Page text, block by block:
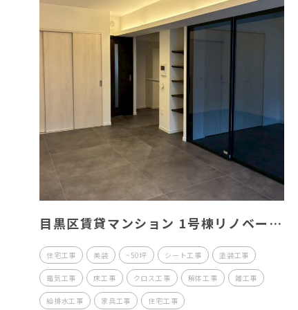
目黒区賃貸マンション 1号棟リノベー
住宅工事 美装 ~50坪 シート工事 塗装工事
電気工事 床工事 クロス工事 解体工事 雑工事
給排水工事 家具工事 住宅工事